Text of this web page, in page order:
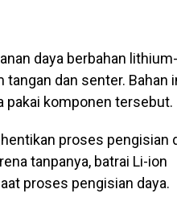
daya berbahan
dan senter. Bahan
pakai komponen tersebut.
proses pengisian
tanpanya, batrai Li-ion
proses pengisian daya.